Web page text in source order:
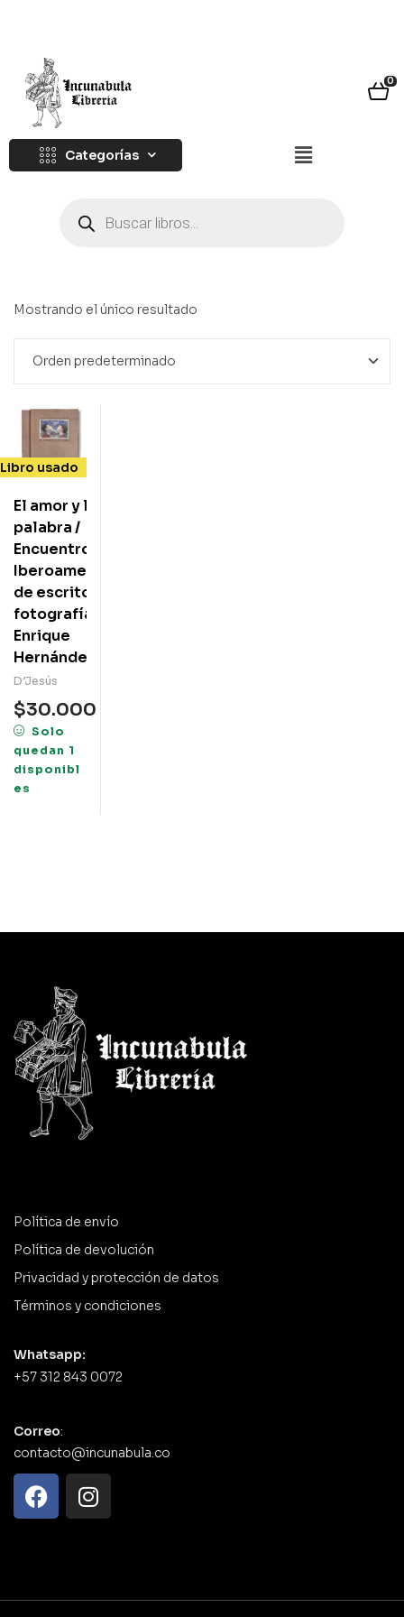
0
Categorías
Mostrando el único resultado
Libro usado
El amor y la
palabra /
Encuentro
Iberoamericano
de escritores ;
fotografías
Enrique
Hernández
D’Jesús
$30.000
Solo
quedan 1
disponibl
es
Política de envío
Política de devolución
Privacidad y protección de datos
Términos y condiciones
Whatsapp:
+57 312 843 0072
Correo:
contacto@incunabula.co